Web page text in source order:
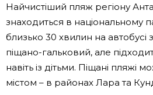
Найчистіший пляж регіону
знаходиться в національному
близько 30 хвилин на автобусі
піщано-гальковий, але
навіть із дітьми. Піщані пляжі
містом – в районах Лара та